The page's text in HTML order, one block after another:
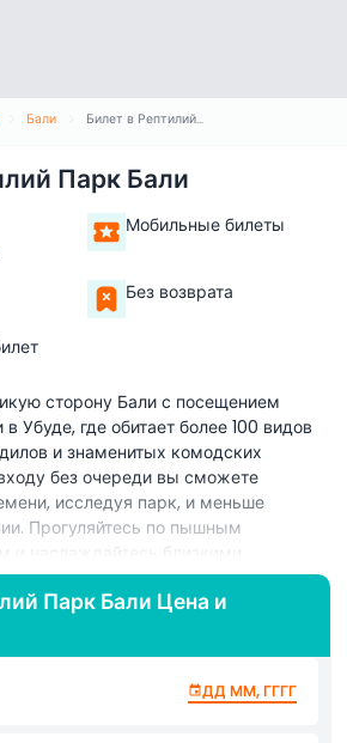
Бали Билет в Рептилий Парк Бали
Парк Бали
Мобильные билеты
Без возврата
сторону Бали с посещением
Убуде, где обитает более 100 видов
и знаменитых комодских
без очереди вы сможете
исследуя парк, и меньше
Прогуляйтесь по пышным
наслаждайтесь близкими
со всего мира. Смотрите
под руководством экспертов,
змеях, таких как королевская
а также о безвредных гекконах и
Запечатлейте памятные фотографии,
с отдельными видами во время
Парк Бали Цена и
ДД ММ, ГГГГ